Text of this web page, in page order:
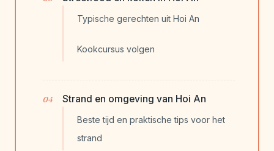
Typische gerechten uit Hoi An
Kookcursus volgen
Strand en omgeving van Hoi An
Beste tijd en praktische tips voor het
strand